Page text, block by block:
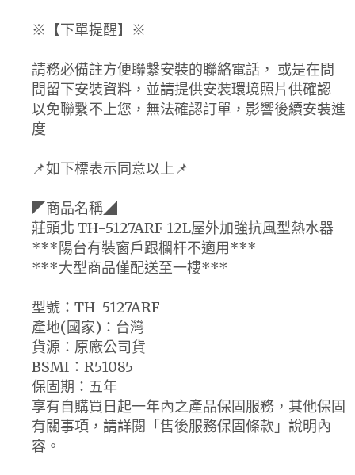
※【下單提醒】※
請務必備註方便聯繫安裝的聯絡電話， 或是在問
問留下安裝資料，並請提供安裝環境照片供確認
以免聯繫不上您，無法確認訂單，影響後續安裝進
度
📌如下標表示同意以上📌
◤商品名稱◢
莊頭北 TH-5127ARF 12L屋外加強抗風型熱水器
***陽台有裝窗戶跟欄杆不適用***
***大型商品僅配送至一樓***
型號：TH-5127ARF
產地(國家)：台灣
貨源：原廠公司貨
BSMI：R51085
保固期：五年
享有自購買日起一年內之產品保固服務，其他保固
有關事項，請詳閱「售後服務保固條款」說明內
容。